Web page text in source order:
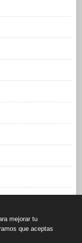
mejorar tu
que aceptas